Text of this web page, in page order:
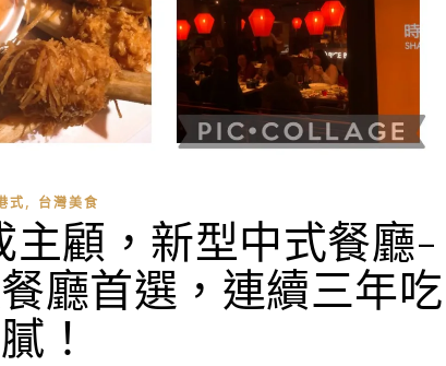
式, 台灣美食
主顧，新型中式餐廳-
廳首選，連續三年吃
！